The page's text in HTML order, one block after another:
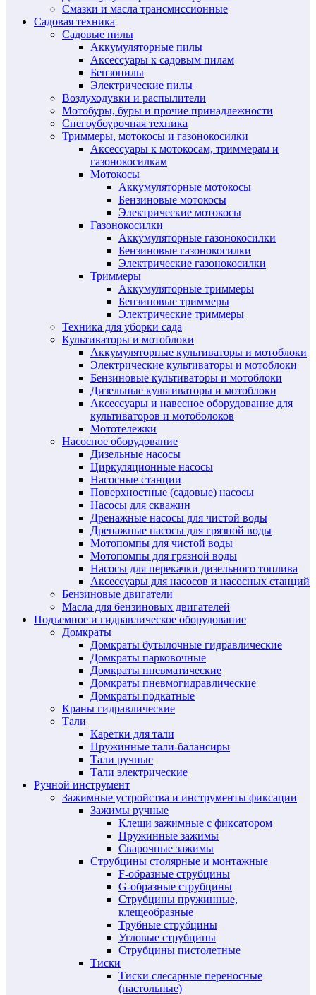
Смазки и масла трансмиссионные
Садовая техника
Садовые пилы
Аккумуляторные пилы
Аксессуары к садовым пилам
Бензопилы
Электрические пилы
Воздуходувки и распылители
Мотобуры, буры и прочие принадлежности
Снегоубоурочная техника
Триммеры, мотокосы и газонокосилки
Аксессуары к мотокосам, триммерам и
газонокосилкам
Мотокосы
Аккумуляторные мотокосы
Бензиновые мотокосы
Электрические мотокосы
Газонокосилки
Аккумуляторные газонокосилки
Бензиновые газонокосилки
Электрические газонокосилки
Триммеры
Аккумуляторные триммеры
Бензиновые триммеры
Электрические триммеры
Техника для уборки сада
Культиваторы и мотоблоки
Аккумуляторные культиваторы и мотоблоки
Электрические культиваторы и мотоблоки
Бензиновые культиваторы и мотоблоки
Дизельные культиваторы и мотоблоки
Аксессуары и навесное оборудование для
культиваторов и мотоболоков
Мототележки
Насосное оборудование
Дизельные насосы
Циркуляционные насосы
Насосные станции
Поверхностные (садовые) насосы
Насосы для скважин
Дренажные насосы для чистой воды
Дренажные насосы для грязной воды
Мотопомпы для чистой воды
Мотопомпы для грязной воды
Насосы для перекачки дизельного топлива
Аксессуары для насосов и насосных станций
Бензиновые двигатели
Масла для бензиновых двигателей
Подъемное и гидравлическое оборудование
Домкраты
Домкраты бутылочные гидравлические
Домкраты парковочные
Домкраты пневматические
Домкраты пневмогидравлические
Домкраты подкатные
Краны гидравлические
Тали
Каретки для тали
Пружинные тали-балансиры
Тали ручные
Тали электрические
Ручной инструмент
Зажимные устройства и инструменты фиксации
Зажимы ручные
Клещи зажимные с фиксатором
Пружинные зажимы
Сварочные зажимы
Струбцины столярные и монтажные
F-образные струбцины
G-образные струбцины
Струбцины пружинные,
клещеобразные
Трубные струбцины
Угловые струбцины
Струбцины пистолетные
Тиски
Тиски слесарные переносные
(настольные)